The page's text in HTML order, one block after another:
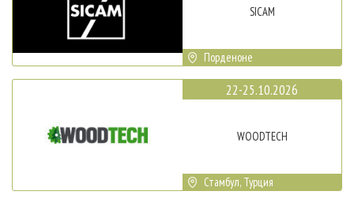
SICAM
Порденоне
22-25.10.2026
WOODTECH
Стамбул, Турция